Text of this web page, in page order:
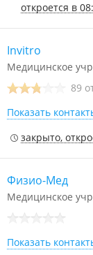
откроется в
Invitro
Медицинское
89
Показать
закрыто,
Физио-Мед
Медицинское
Показать